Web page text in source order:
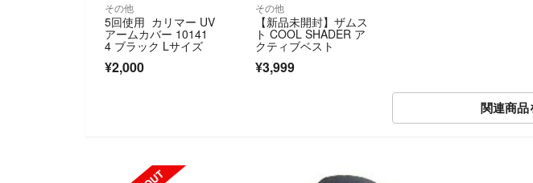
その他
5回使用 カリマー UV
アームカバー 10141
4 ブラック Lサイズ
¥2,000
その他
【新品未開封】ザムス
ト COOL SHADER ア
クティブベスト
¥3,999
関連商品